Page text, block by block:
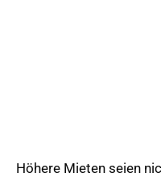
Höhere Mieten seien